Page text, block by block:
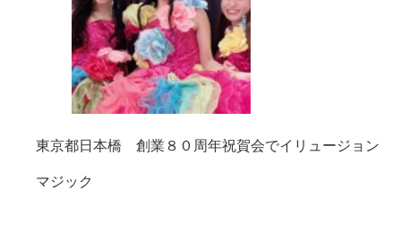
東京都日本橋 創業８０周年祝賀会でイリュージョン
マジック